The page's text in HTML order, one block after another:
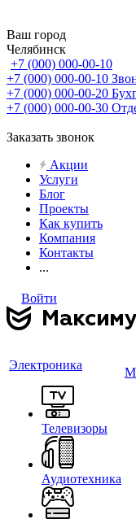
Ваш город
Челябинск
+7 (000) 000-00-10
+7 (000) 000-00-10
+7 (000) 000-00-20
+7 (000) 000-00-30
Заказать звонок
Акции
Услуги
Блог
Проекты
Как купить
Компания
Контакты
...
Войти
Электроника
Телевизоры
Аудиотехника